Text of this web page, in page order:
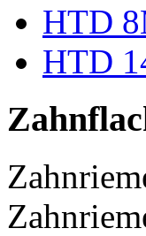
HTD
HTD